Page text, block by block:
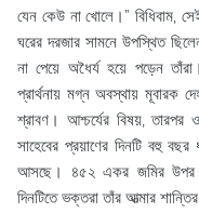
যেন কেউ না খোলে।” বিধিবাম,
ঘরের দরজার সামনে উপস্থিত
না পেয়ে অধৈর্য হয়ে পড়েন
প্রার্থনায় মগ্ন অবস্থায় মূবারক
শ্রাবণ। আশ্চর্যের বিষয়,
সাহেবের প্রয়াণের দিনটি বহু
আসছে। ৪৫২ একর জমির উপর
দিনটিতে ভক্তরা তাঁর আত্মার